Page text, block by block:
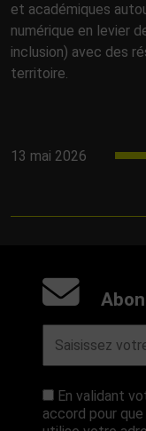
et académiques
numérique en levier
inclusion) avec des
territoire.
13 mai 2026
En validant
accord pour